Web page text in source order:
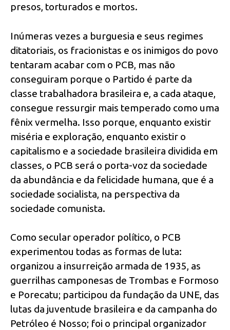
presos, torturados e mortos.
Inúmeras vezes a burguesia e seus regimes
ditatoriais, os fracionistas e os inimigos do povo
tentaram acabar com o PCB, mas não
conseguiram porque o Partido é parte da
classe trabalhadora brasileira e, a cada ataque,
consegue ressurgir mais temperado como uma
fênix vermelha. Isso porque, enquanto existir
miséria e exploração, enquanto existir o
capitalismo e a sociedade brasileira dividida em
classes, o PCB será o porta-voz da sociedade
da abundância e da felicidade humana, que é a
sociedade socialista, na perspectiva da
sociedade comunista.
Como secular operador político, o PCB
experimentou todas as formas de luta:
organizou a insurreição armada de 1935, as
guerrilhas camponesas de Trombas e Formoso
e Porecatu; participou da fundação da UNE, das
lutas da juventude brasileira e da campanha do
Petróleo é Nosso; foi o principal organizador